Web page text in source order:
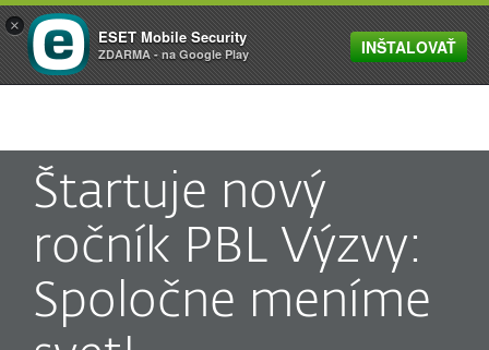
MENU
Štartuje nový
ročník PBL Výzvy:
Spoločne meníme
×
ESET Mobile Security
ZDARMA - na Google Play INŠTALOVAŤ